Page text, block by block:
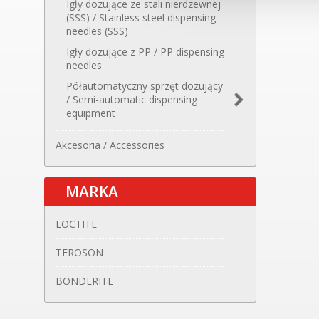
Igły dozujące ze stali nierdzewnej
(SSS) / Stainless steel dispensing
needles (SSS)
Igły dozujące z PP / PP dispensing
needles
Półautomatyczny sprzęt dozujący
/ Semi-automatic dispensing
equipment
perystaltyczny / Semi-automatic
Akcesoria / Accessories
MARKA
LOCTITE
TEROSON
BONDERITE